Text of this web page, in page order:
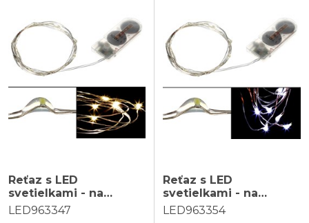
Reťaz s LED
svetielkami - na
batérie, farba teplá
LED963347
Reťaz s LED
svetielkami - na
batérie, farba studená
LED963354